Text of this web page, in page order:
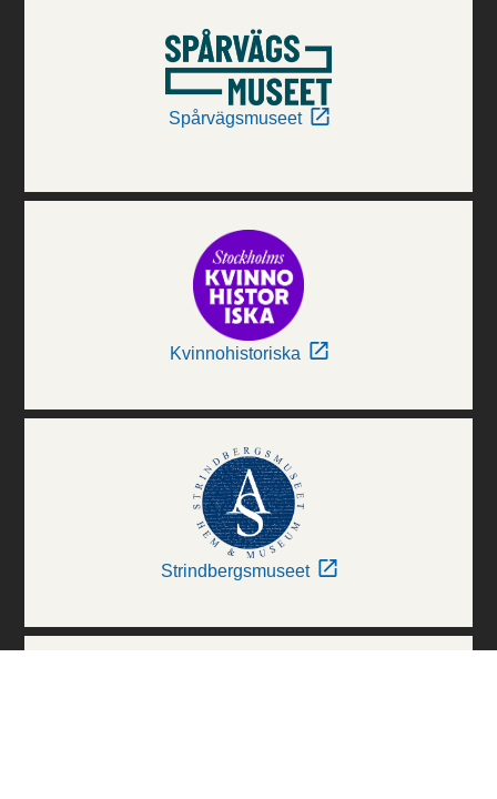
Spårvägsmuseet
Kvinnohistoriska
Strindbergsmuseet